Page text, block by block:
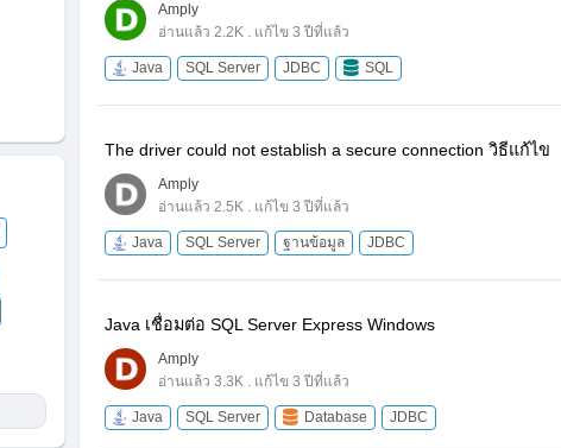
Amply
อ่านแล้ว 2.2K . แก้ไข 3 ปีที่แล้ว
Java SQL Server JDBC SQL
The driver could not establish a secure connection วิธีแก้ไข
Amply
อ่านแล้ว 2.5K . แก้ไข 3 ปีที่แล้ว
Java SQL Server ฐานข้อมูล JDBC
Java เชื่อมต่อ SQL Server Express Windows
Amply
อ่านแล้ว 3.3K . แก้ไข 3 ปีที่แล้ว
Java SQL Server Database JDBC